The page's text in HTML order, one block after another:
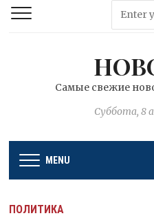
Самые свежие
Суббота, 8
MENU
ПОЛИТИКА